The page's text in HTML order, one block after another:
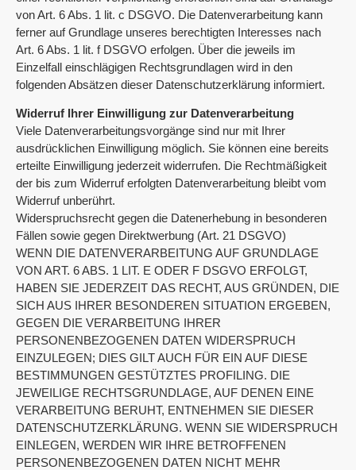
von Art. 6 Abs. 1 lit. c DSGVO. Die Datenverarbeitung kann
ferner auf Grundlage unseres berechtigten Interesses nach
Art. 6 Abs. 1 lit. f DSGVO erfolgen. Über die jeweils im
Einzelfall einschlägigen Rechtsgrundlagen wird in den
folgenden Absätzen dieser Datenschutzerklärung informiert.
Widerruf Ihrer Einwilligung zur Datenverarbeitung
Viele Datenverarbeitungsvorgänge sind nur mit Ihrer
ausdrücklichen Einwilligung möglich. Sie können eine bereits
erteilte Einwilligung jederzeit widerrufen. Die Rechtmäßigkeit
der bis zum Widerruf erfolgten Datenverarbeitung bleibt vom
Widerruf unberührt.
Widerspruchsrecht gegen die Datenerhebung in besonderen
Fällen sowie gegen Direktwerbung (Art. 21 DSGVO)
WENN DIE DATENVERARBEITUNG AUF GRUNDLAGE
VON ART. 6 ABS. 1 LIT. E ODER F DSGVO ERFOLGT,
HABEN SIE JEDERZEIT DAS RECHT, AUS GRÜNDEN, DIE
SICH AUS IHRER BESONDEREN SITUATION ERGEBEN,
GEGEN DIE VERARBEITUNG IHRER
PERSONENBEZOGENEN DATEN WIDERSPRUCH
EINZULEGEN; DIES GILT AUCH FÜR EIN AUF DIESE
BESTIMMUNGEN GESTÜTZTES PROFILING. DIE
JEWEILIGE RECHTSGRUNDLAGE, AUF DENEN EINE
VERARBEITUNG BERUHT, ENTNEHMEN SIE DIESER
DATENSCHUTZERKLÄRUNG. WENN SIE WIDERSPRUCH
EINLEGEN, WERDEN WIR IHRE BETROFFENEN
PERSONENBEZOGENEN DATEN NICHT MEHR